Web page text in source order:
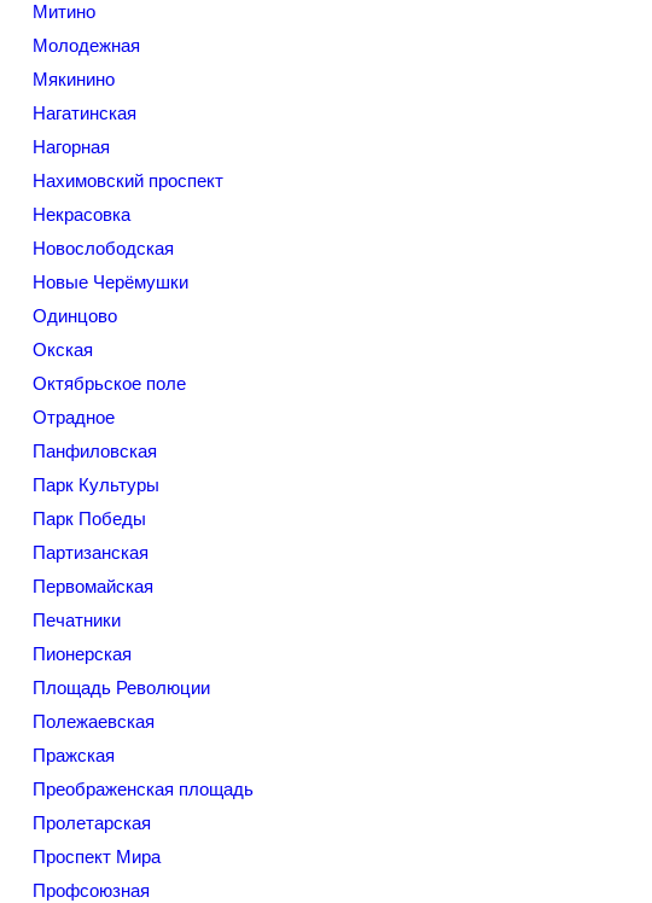
Митино
Молодежная
Мякинино
Нагатинская
Нагорная
Нахимовский проспект
Некрасовка
Новослободская
Новые Черёмушки
Одинцово
Окская
Октябрьское поле
Отрадное
Панфиловская
Парк Культуры
Парк Победы
Партизанская
Первомайская
Печатники
Пионерская
Площадь Революции
Полежаевская
Пражская
Преображенская площадь
Пролетарская
Проспект Мира
Профсоюзная